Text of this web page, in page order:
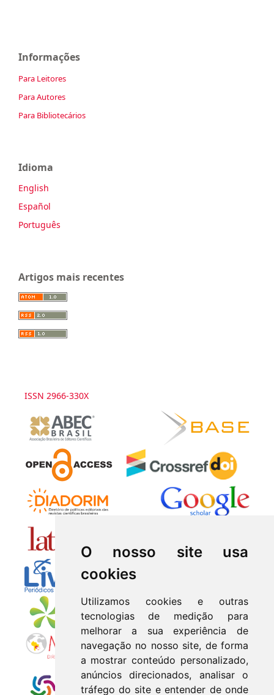
O nosso site usa
cookies
Utilizamos cookies e outras
tecnologias de medição para
melhorar a sua experiência de
navegação no nosso site, de forma
a mostrar conteúdo personalizado,
anúncios direcionados, analisar o
tráfego do site e entender de onde
Informações
Para Leitores
Para Autores
Para Bibliotecários
Idioma
English
Español
Português
Artigos mais recentes
ISSN 2966-330X